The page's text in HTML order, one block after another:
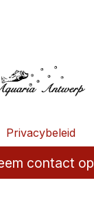
Privacybeleid
contact op